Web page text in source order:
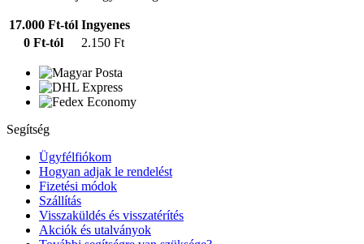
17.000 Ft-tól Ingyenes
0 Ft-tól
2.150 Ft
Segítség
Ügyfélfiókom
Hogyan adjak le rendelést
Fizetési módok
Szállítás
Visszaküldés és visszatérítés
Akciók és utalványok